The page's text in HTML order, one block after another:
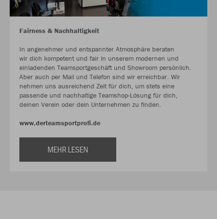
Fairness & Nachhaltigkeit
In angenehmer und entspannter Atmosphäre beraten
wir dich kompetent und fair in unserem modernen und
einladenden Teamsportgeschäft und Showroom persönlich.
Aber auch per Mail und Telefon sind wir erreichbar. Wir
nehmen uns ausreichend Zeit für dich, um stets eine
passende und nachhaltige Teamshop-Lösung für dich,
deinen Verein oder dein Unternehmen zu finden.
www.derteamsportprofi.de
MEHR LESEN